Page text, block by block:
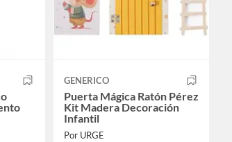
GENERICO
Puerta Mágica Ratón Pérez
Kit Madera Decoración
Infantil
Por URGE